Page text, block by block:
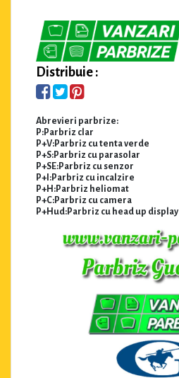
Distribuie :
Abrevieri parbrize:
P:Parbriz clar
P+V:Parbriz cu tenta verde
P+S:Parbriz cu parasolar
P+SE:Parbriz cu senzor
P+I:Parbriz cu incalzire
P+H:Parbriz heliomat
P+C:Parbriz cu camera
P+Hud:Parbriz cu head up display